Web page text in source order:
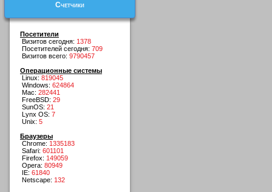
Счетчики
Посетители
Визитов сегодня: 1378
Посетителей сегодня: 709
Визитов всего: 9790457
Операционные системы
Linux: 819045
Windows: 624864
Mac: 282441
FreeBSD: 29
SunOS: 21
Lynx OS: 7
Unix: 5
Браузеры
Chrome: 1335183
Safari: 601101
Firefox: 149059
Opera: 80949
IE: 61840
Netscape: 132